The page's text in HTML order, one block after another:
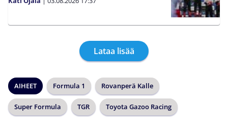
Lataa lisää
AIHEET Formula 1 Rovanperä Kalle
Super Formula TGR Toyota Gazoo Racing